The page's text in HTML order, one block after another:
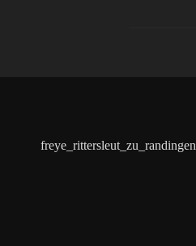
freye_rittersleut_zu_randingen